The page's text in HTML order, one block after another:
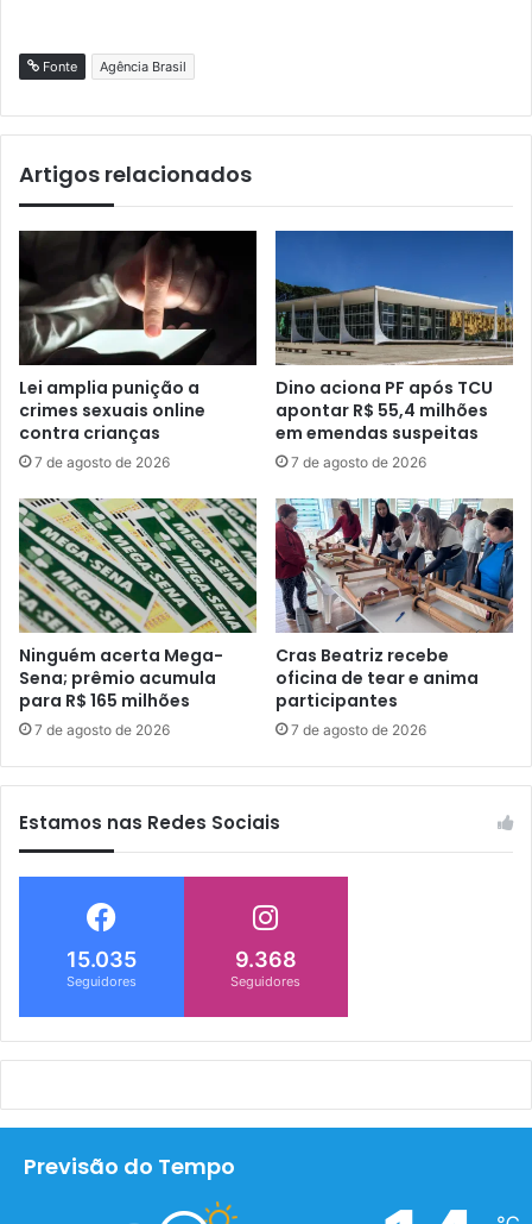
Fonte Agência Brasil
Artigos relacionados
Lei amplia punição a
crimes sexuais online
contra crianças
7 de agosto de 2026
Dino aciona PF após TCU
apontar R$ 55,4 milhões
em emendas suspeitas
7 de agosto de 2026
Ninguém acerta Mega-
Sena; prêmio acumula
para R$ 165 milhões
7 de agosto de 2026
Cras Beatriz recebe
oficina de tear e anima
participantes
7 de agosto de 2026
Estamos nas Redes Sociais
15.035
Seguidores
9.368
Seguidores
Previsão do Tempo